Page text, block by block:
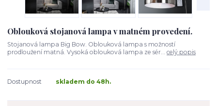
Oblouková stojanová lampa v matném provedení.
Stojanová lampa Big Bow. Oblouková lampa s možností
prodloužení matná. Vysoká oblouková lampa ze sér... celý popis
Dostupnost skladem do 48h.